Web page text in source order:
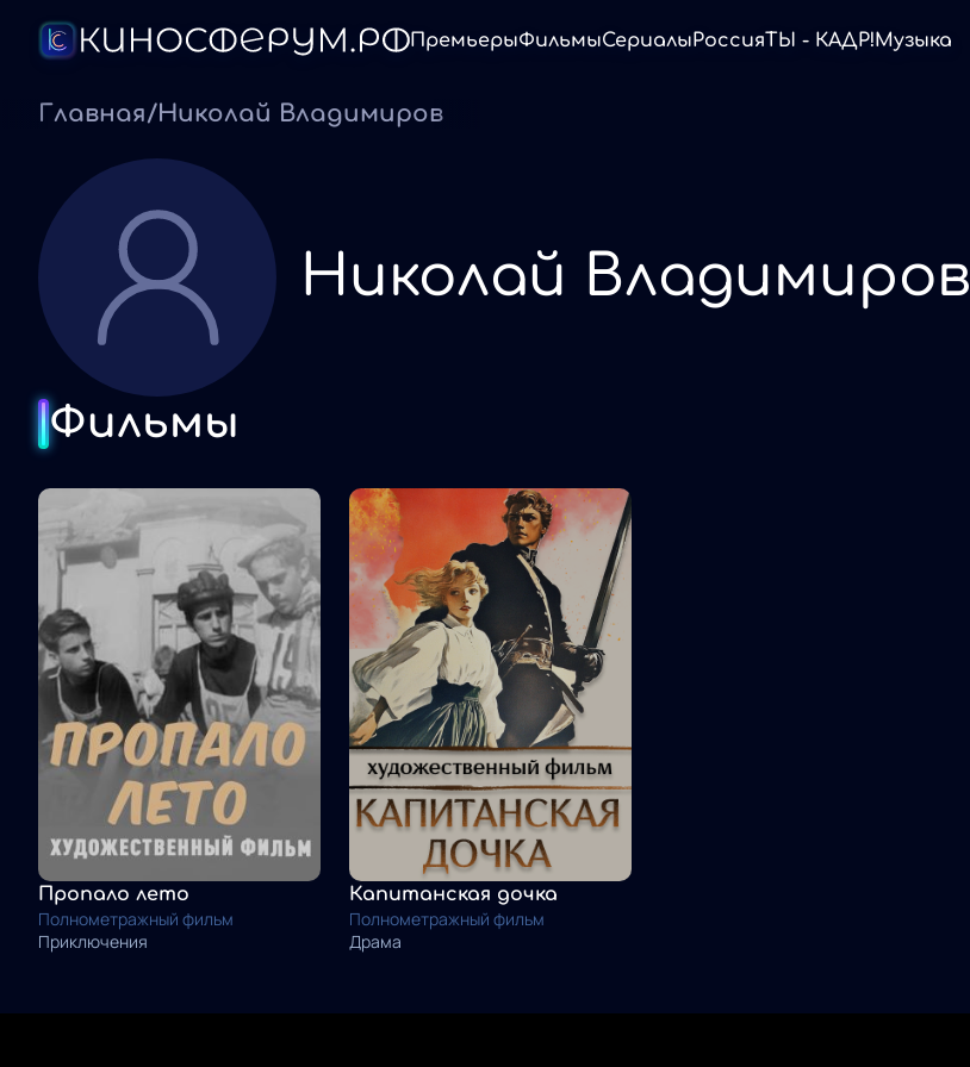
ПремьерыФильмыСериалыРоссияТЫ - КАДР!Музыка
Главная/Николай Владимиров
Николай Владимиров
Фильмы
Пропало лето
Полнометражный фильм
Приключения
Капитанская дочка
Полнометражный фильм
Драма